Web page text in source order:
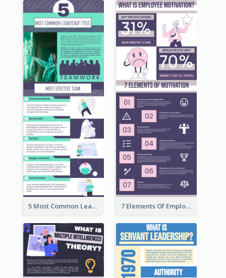
5 Most Common Leadership Styles Infographic 7 Elements Of Employee Motivation Infographic